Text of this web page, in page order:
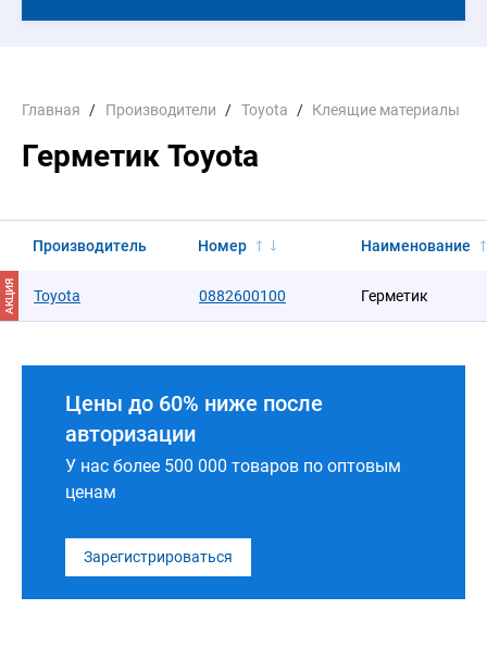
Главная Производители Toyota Клеящие материалы
Герметик Toyota
Производитель Номер Наименование
АКЦИЯ Toyota 0882600100 Герметик
Цены до 60% ниже после
авторизации
У нас более 500 000 товаров по оптовым
ценам
Зарегистрироваться